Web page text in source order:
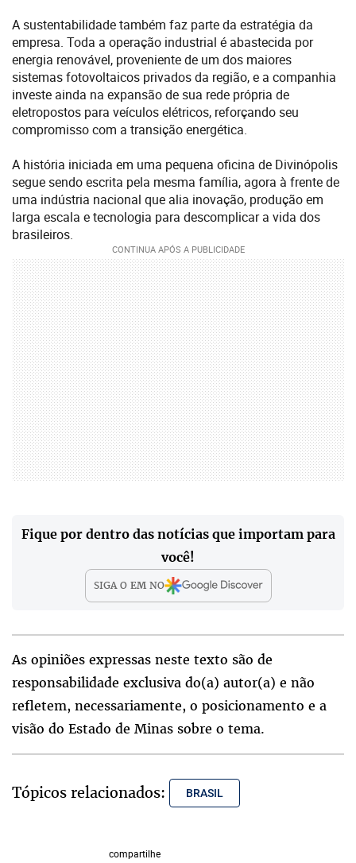
A sustentabilidade também faz parte da estratégia da
empresa. Toda a operação industrial é abastecida por
energia renovável, proveniente de um dos maiores
sistemas fotovoltaicos privados da região, e a companhia
investe ainda na expansão de sua rede própria de
eletropostos para veículos elétricos, reforçando seu
compromisso com a transição energética.
A história iniciada em uma pequena oficina de Divinópolis
segue sendo escrita pela mesma família, agora à frente de
uma indústria nacional que alia inovação, produção em
larga escala e tecnologia para descomplicar a vida dos
brasileiros.
Fique por dentro das notícias que importam para
você!
SIGA O EMNO
As opiniões expressas neste texto são de
responsabilidade exclusiva do(a) autor(a) e não
refletem, necessariamente, o posicionamento e a
visão do Estado de Minas sobre o tema.
Tópicos relacionados: BRASIL
compartilhe